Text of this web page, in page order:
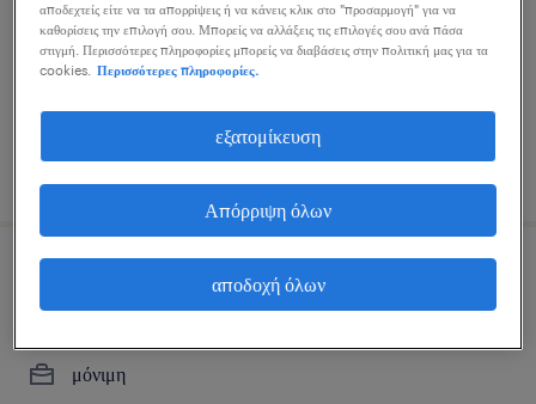
μόνιμη
junior brand manager
μόνιμη
αποδεχτείς είτε να τα απορρίψεις ή να κάνεις κλικ στο "προσαρμογή" για να
καθορίσεις την επιλογή σου. Μπορείς να αλλάξεις τις επιλογές σου ανά πάσα
στιγμή. Περισσότερες πληροφορίες μπορείς να διαβάσεις στην πολιτική μας για τα
cookies.
Περισσότερες πληροφορίες.
εξατομίκευση
Απόρριψη όλων
αποδοχή όλων